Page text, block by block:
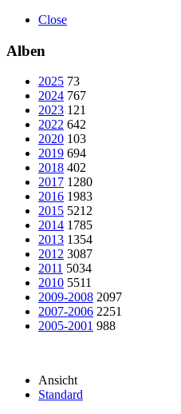
Close
Alben
2025 73
2024 767
2023 121
2022 642
2020 103
2019 694
2018 402
2017 1280
2016 1983
2015 5212
2014 1785
2013 1354
2012 3087
2011 5034
2010 5511
2009-2008 2097
2007-2006 2251
2005-2001 988
Ansicht
Standard